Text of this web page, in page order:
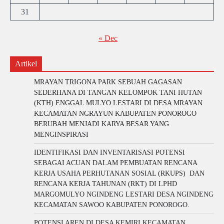
31
« Dec
Artikel
MRAYAN TRIGONA PARK SEBUAH GAGASAN
SEDERHANA DI TANGAN KELOMPOK TANI HUTAN
(KTH) ENGGAL MULYO LESTARI DI DESA MRAYAN
KECAMATAN NGRAYUN KABUPATEN PONOROGO
BERUBAH MENJADI KARYA BESAR YANG
MENGINSPIRASI
IDENTIFIKASI DAN INVENTARISASI POTENSI
SEBAGAI ACUAN DALAM PEMBUATAN RENCANA
KERJA USAHA PERHUTANAN SOSIAL (RKUPS) DAN
RENCANA KERJA TAHUNAN (RKT) DI LPHD
MARGOMULYO NGINDENG LESTARI DESA NGINDENG
KECAMATAN SAWOO KABUPATEN PONOROGO.